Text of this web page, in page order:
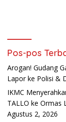
Pos-pos
Arogan! Gudang
Lapor ke Polisi &
IKMC
TALLO ke Ormas
Agustus 2, 2026